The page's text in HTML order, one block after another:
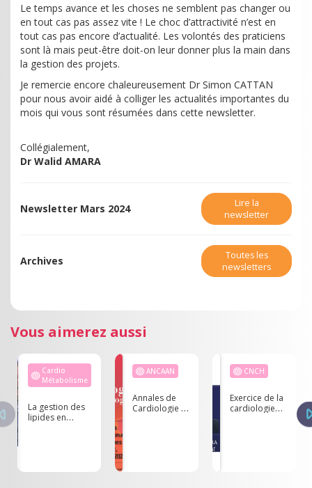
Le temps avance et les choses ne semblent pas changer ou
en tout cas pas assez vite ! Le choc d’attractivité n’est en
tout cas pas encore d’actualité. Les volontés des praticiens
sont là mais peut-être doit-on leur donner plus la main dans
la gestion des projets.
Je remercie encore chaleureusement Dr Simon CATTAN
pour nous avoir aidé à colliger les actualités importantes du
mois qui vous sont résumées dans cette newsletter.
Collégialement,
Dr Walid AMARA
Newsletter Mars 2024
Lire la
newsletter
Archives
Toutes les
newsletters
Vous aimerez aussi
Cardio
Métabolisme
La gestion des
lipides en
FARNIER
ANCAAN
Annales de
Cardiologie et
CNCH
Exercice de la
cardiologie